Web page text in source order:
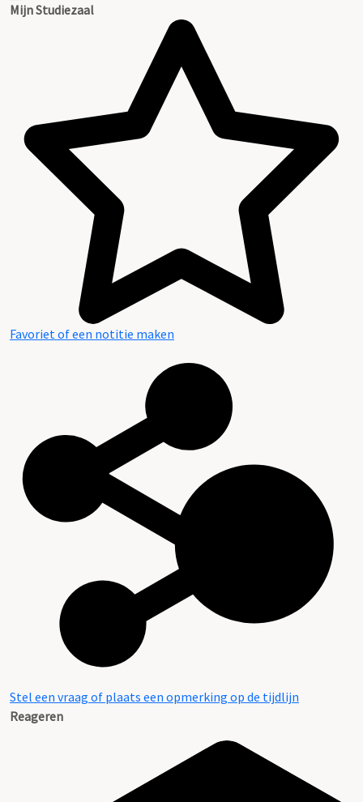
Raadpleegbare openbare bronnen (deels digitaal)
Mijn Studiezaal
Favoriet of een notitie maken
Stel een vraag of plaats een opmerking op de tijdlijn
Reageren